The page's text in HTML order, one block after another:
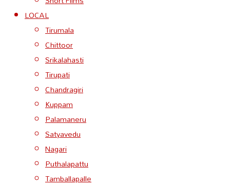
LOCAL
Tirumala
Chittoor
Srikalahasti
Tirupati
Chandragiri
Kuppam
Palamaneru
Satyavedu
Nagari
Puthalapattu
Tamballapalle